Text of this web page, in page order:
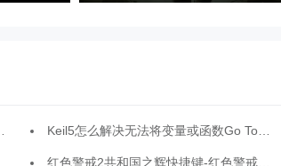
Keil5怎么解决无法将变量或函数Go To到定义处-Keil5解决无法将变量或函数Go To到定义处的方法
红色警戒2共和国之辉快捷键-红色警戒2共和国之辉快捷键汇总